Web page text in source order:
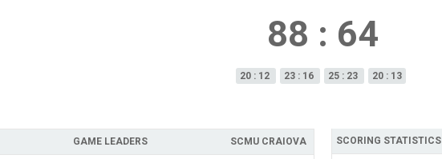
88 : 64
20 : 12 23 : 16 25 : 23 20 : 13
GAME LEADERS SCMU CRAIOVA SCORING STATISTICS